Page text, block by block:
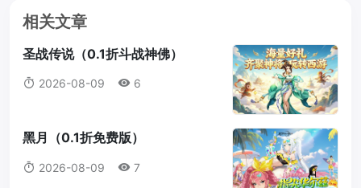
相关文章
圣战传说（0.1折斗战神佛）
2026-08-09 6
黑月（0.1折免费版）
2026-08-09 7